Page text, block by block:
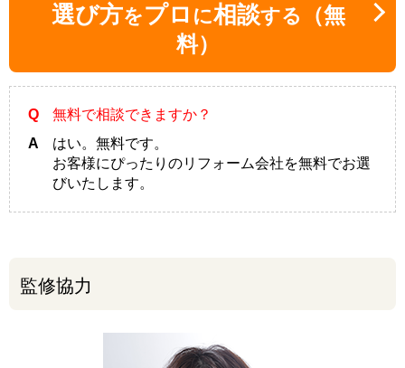
選び方をプロ に相談する
（無
料）
Q
無料で相談できますか？
A
はい。無料です。
お客様にぴったりのリフォーム会社を無料でお選
びいたします。
監修協力